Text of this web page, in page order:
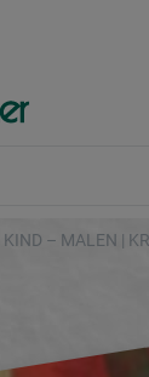
KIND – MALEN |